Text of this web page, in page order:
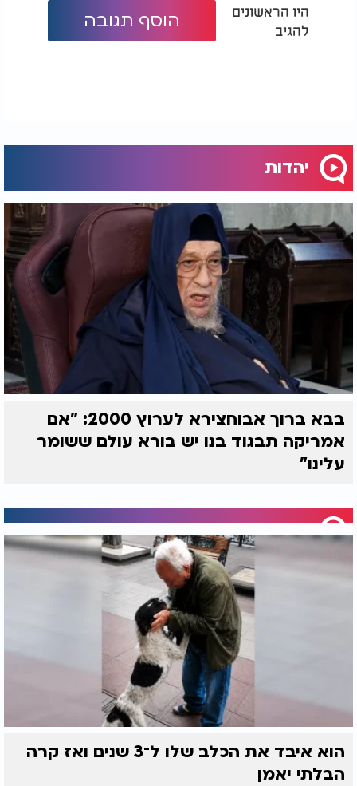
היו הראשונים
להגיב
הוסף תגובה
יהדות
בבא ברוך אבוחצירא לערוץ 2000: "אם
אמריקה תבגוד בנו יש בורא עולם ששומר
עלינו"
הוא איבד את הכלב שלו ל־3 שנים ואז קרה
הבלתי יאמן